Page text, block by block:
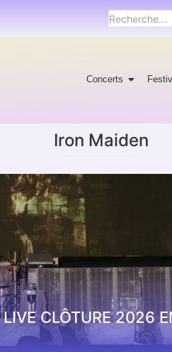
Concerts
Iron Maiden
CLÔTURE 2026